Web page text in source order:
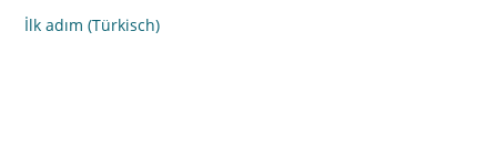
İlk adım (Türkisch)